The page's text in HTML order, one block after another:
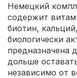
Немецкий
содержит
биотин,
биологически
предназначена
дольше
независимо от